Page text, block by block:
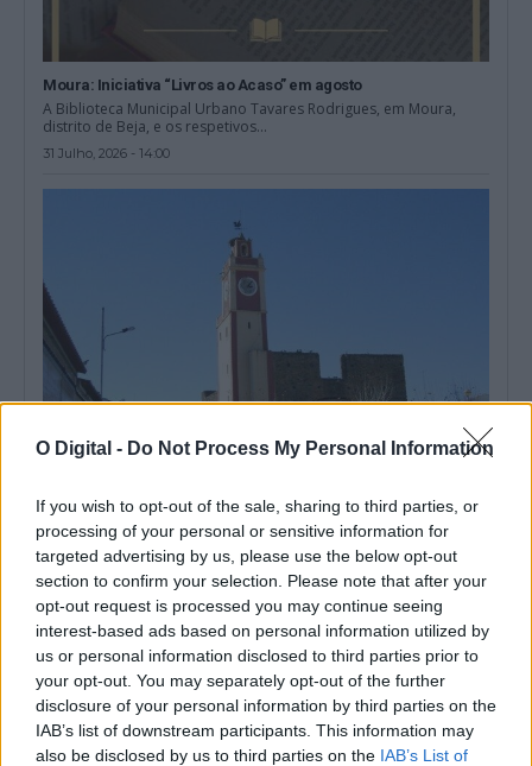
O Digital - Do Not Process My Personal Information
If you wish to opt-out of the sale, sharing to third parties, or
processing of your personal or sensitive information for
targeted advertising by us, please use the below opt-out
section to confirm your selection. Please note that after your
opt-out request is processed you may continue seeing
interest-based ads based on personal information utilized by
us or personal information disclosed to third parties prior to
your opt-out. You may separately opt-out of the further
disclosure of your personal information by third parties on the
IAB’s list of downstream participants. This information may
also be disclosed by us to third parties on the IAB’s List of
Moura: Iniciativa “Livros ao Acaso” em agosto
A Biblioteca Municipal Urbano Tavares Rodrigues, em Moura,
distrito de Beja, e os respetivos...
31 Julho, 2026 - 14:00
Moura: Novo espaço de convívio em Amareleja inaugurado em
agosto
Um novo espaço de convívio, lazer e dinamização cultural vai ser
inaugurado em 09...
29 Julho, 2026 - 09:00